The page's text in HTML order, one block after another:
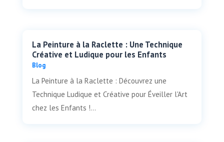
La Peinture à la Raclette : Une Technique
Créative et Ludique pour les Enfants
Blog
La Peinture à la Raclette : Découvrez une
Technique Ludique et Créative pour Éveiller l'Art
chez les Enfants !...